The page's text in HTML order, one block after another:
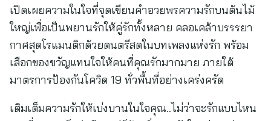
เปิดเผยความในใจที่จุดเขียนคำอวยพรความรักบนต้นไม้
ใหญ่เพื่อเป็นพยานรักให้คู่รักทั้งหลาย คลอเคล้าบรรรยา
กาศสุดโรแมนติกด้วยดนตรีสดในบทเพลงแห่งรัก พร้อม
เลือกของขวัญแทนใจให้คนที่คุณรักมากมาย ภายใต้
มาตรการป้องกันโควิด 19 ทั่วพื้นที่อย่างเคร่งครัด
เติมเต็มความรักให้เบ่งบานในใจคุณ..ไม่ว่าจะรักแบบไหน